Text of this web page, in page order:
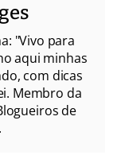
"Vivo para
aqui minhas
com dicas
Membro da
de